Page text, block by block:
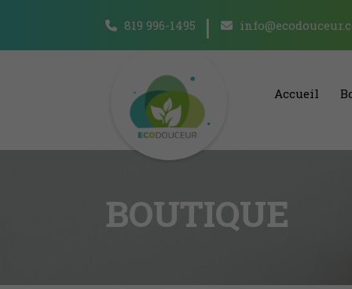
819 996-1495
Accueil
BOUTIQUE